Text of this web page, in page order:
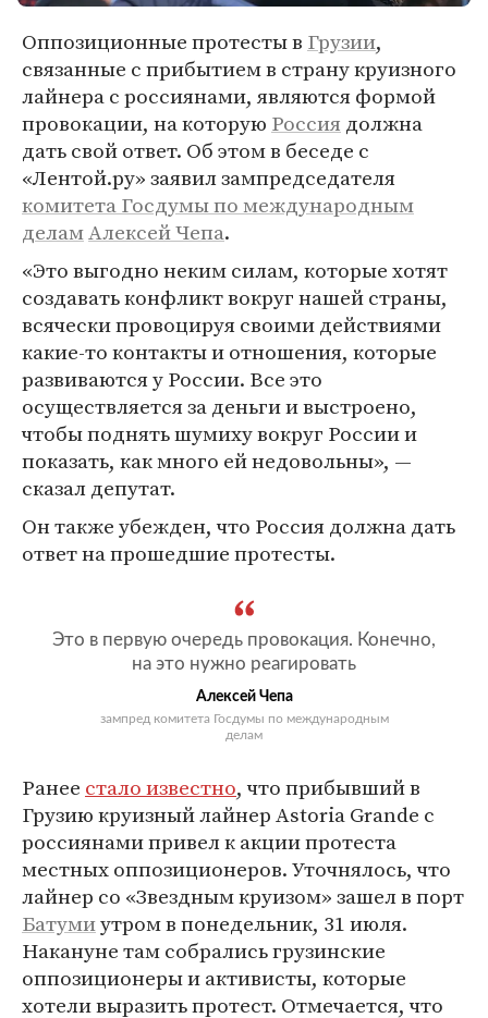
Оппозиционные протесты в Грузии,
связанные с прибытием в страну круизного
лайнера с россиянами, являются формой
провокации, на которую Россия должна
дать свой ответ. Об этом в беседе с
«Лентой.ру» заявил зампредседателя
комитета Госдумы по международным
деламАлексей Чепа.
«Это выгодно неким силам, которые хотят
создавать конфликт вокруг нашей страны,
всячески провоцируя своими действиями
какие-то контакты и отношения, которые
развиваются у России. Все это
осуществляется за деньги и выстроено,
чтобы поднять шумиху вокруг России и
показать, как много ей недовольны», —
сказал депутат.
Он также убежден, что Россия должна дать
ответ на прошедшие протесты.
Это в первую очередь провокация. Конечно,
на это нужно реагировать
Алексей Чепа
зампред комитета Госдумы по международным
делам
Ранее стало известно, что прибывший в
Грузию круизный лайнер Astoria Grande с
россиянами привел к акции протеста
местных оппозиционеров. Уточнялось, что
лайнер со «Звездным круизом» зашел в порт
Батумиутром в понедельник, 31 июля.
Накануне там собрались грузинские
оппозиционеры и активисты, которые
хотели выразить протест. Отмечается, что